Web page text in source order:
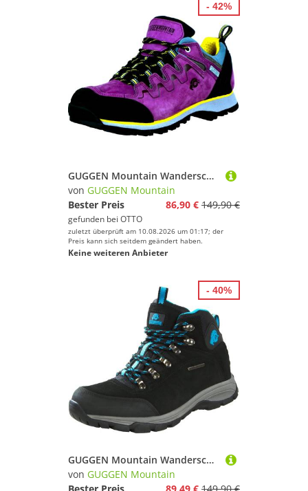
GUGGEN Mountain Wanderschuh PT024 Damenwanderschuh Wanderschuhe Trekkingschuhe Wanderschuh Wasserdicht Membrane, Verstärkte Schuhspitze mit Gummikappe
von GUGGEN Mountain
Bester Preis
86,90 € 149,90 €
gefunden bei OTTO
zuletzt überprüft am 10.08.2026 um 01:17; der
Preis kann sich seitdem geändert haben.
Keine weiteren Anbieter
- 42%
GUGGEN Mountain Wanderschuh Wanderstiefel Bergschuhe Bergstiefel Winterstiefel M014 Wanderschuh Wasserabweisend Verstärkte Schuhspitze
von GUGGEN Mountain
- 40%